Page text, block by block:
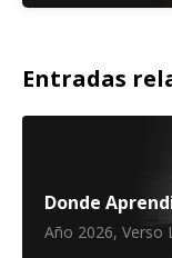
Entradas
Donde
Año 2026, Verso